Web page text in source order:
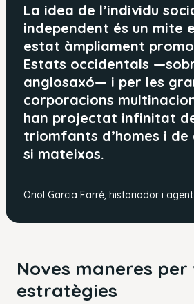
La idea de l’individu
independent és un mite
estat àmpliament
Estats occidentals
anglosaxó— i per les
corporacions
han projectat infinitat
triomfants d’homes i
si mateixos.
Oriol Garcia Farré, historiador i agent
Noves maneres per
estratègies